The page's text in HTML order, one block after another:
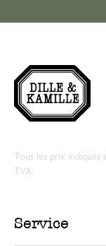
Tous les prix
TVA.
Service